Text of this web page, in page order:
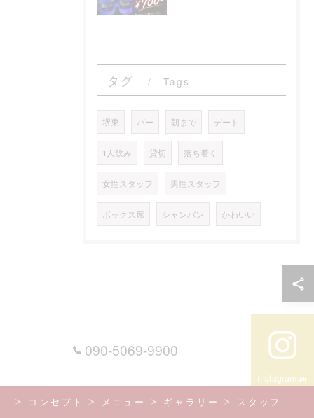
タグ Tags
堺東 バー 朝まで デート
1人飲み 貸切 落ち着く
女性スタッフ 男性スタッフ
ボックス席 シャンパン かわいい
090-5069-9900
Instagram
コンセプト メニュー ギャラリー スタッフ